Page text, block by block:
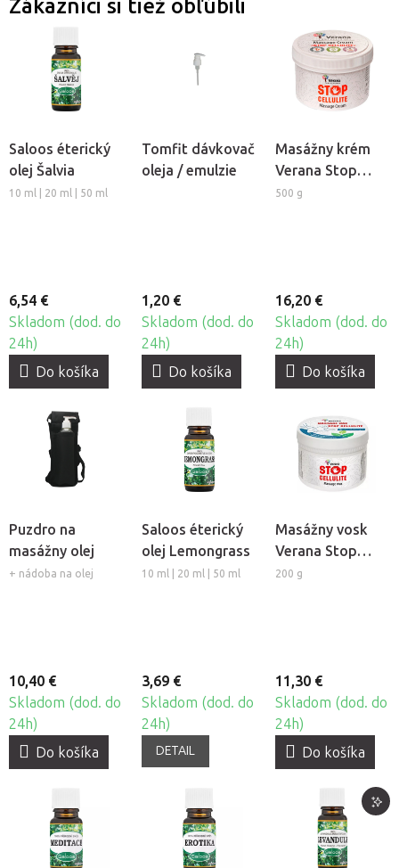
Zákazníci si tiež obľúbili
Saloos éterický
olej Šalvia
10 ml | 20 ml | 50 ml
6,54 €
Skladom (dod. do
24h)
Do košíka
Tomfit dávkovač
oleja / emulzie
1,20 €
Skladom (dod. do
24h)
Do košíka
Masážny krém
Verana Stop
Celulitíde
500 g
16,20 €
Skladom (dod. do
24h)
Do košíka
Puzdro na
masážny olej
+ nádoba na olej
10,40 €
Skladom (dod. do
24h)
Do košíka
Saloos éterický
olej Lemongrass
10 ml | 20 ml | 50 ml
3,69 €
Skladom (dod. do
24h)
DETAIL
Masážny vosk
Verana Stop
Celulitíde
200 g
11,30 €
Skladom (dod. do
24h)
Do košíka